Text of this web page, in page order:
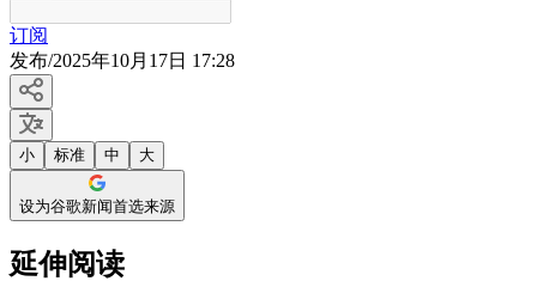
订阅
发布/2025年10月17日 17:28
小 标准 中 大
设为谷歌新闻首选来源
延伸阅读